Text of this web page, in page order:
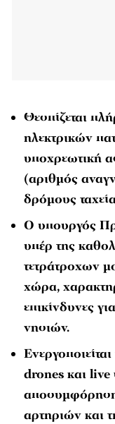
Θεσπίζεται
ηλεκτρικών
υποχρεωτική
(αριθμός
δρόμους
Ο υπουργός
υπέρ της
τετράτροχων
χώρα,
επικίνδυνες
νησιών.
drones και live
αρτηριών και